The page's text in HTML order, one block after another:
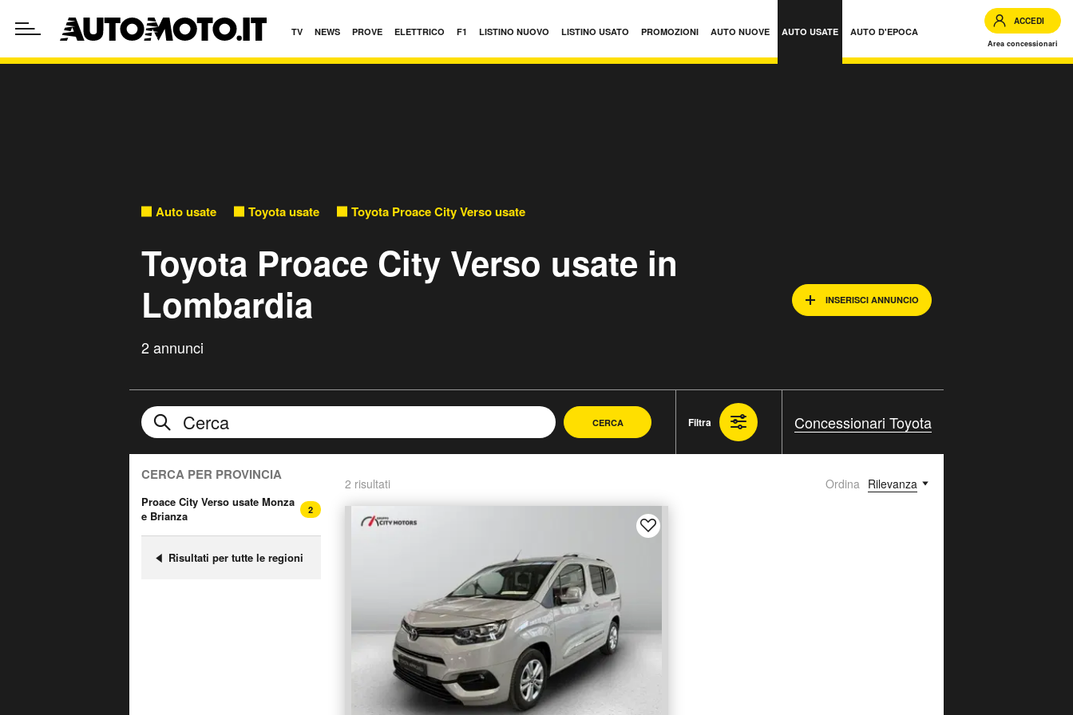
TV NEWS PROVE ELETTRICO F1 LISTINO NUOVO LISTINO USATO PROMOZIONI AUTO NUOVE AUTO USATE AUTO D'EPOCA
ACCEDI
Area concessionari
Auto usate Toyota usate Toyota Proace City Verso usate
Toyota Proace City Verso usate in
Lombardia
2 annunci
INSERISCI ANNUNCIO
CERCA Filtra Concessionari Toyota
CERCA PER PROVINCIA
Proace City Verso usate Monza
e Brianza
2
Risultati per tutte le regioni
2 risultati Ordina Rilevanza